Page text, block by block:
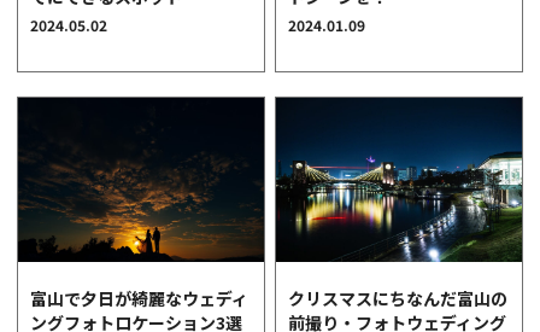
AFFLUXダイヤモンド
サービス
お役立ち記事
フェア・ニュース
ブログ・お客様の声
カタログ請求
06-7777-7370
受付時間 11:00〜19:00/火曜日定休
2024.05.02 2024.01.09
富山で夕日が綺麗なウェディ
ングフォトロケーション3選
クリスマスにちなんだ富山の
前撮り・フォトウェディング